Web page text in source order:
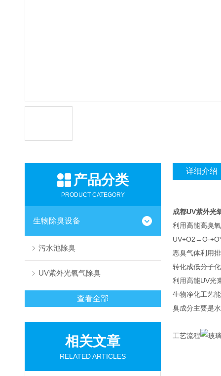
产品分类
PRODUCT CATEGORY
生物除臭设备
污水池除臭
UV紫外光氧气除臭
查看全部
相关文章
RELATED ARTICLES
详细介绍
成都UV紫外光
利用高能高臭
UV+O2→O-
恶臭气体利用
转化成低分子
利用高能UV光
生物净化工艺
臭成分主要是
工艺流程